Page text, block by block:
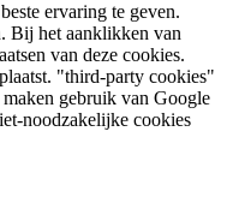
ervaring te geven.
Bij het aanklikken van
van deze cookies.
"third-party cookies"
gebruik van Google
noodzakelijke cookies